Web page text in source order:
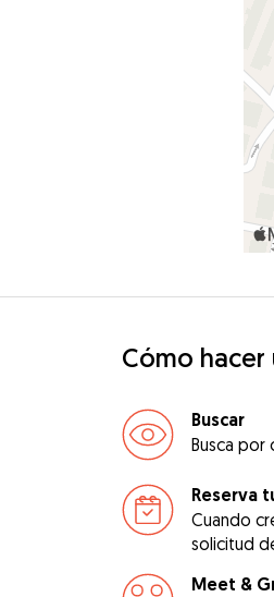
Cómo hacer
Buscar
Busca
Reserva
Cuando
solicitud
Meet &